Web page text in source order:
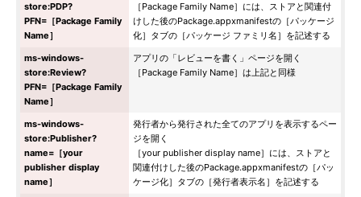
store:PDP?
PFN=［Package Family
Name］
［Package Family Name］には、ストアと関連付
けした後のPackage.appxmanifestの［パッケージ
化］タブの［パッケージ ファミリ名］を記述する
ms-windows-
store:Review?
PFN=［Package Family
Name］
アプリの「レビューを書く」ページを開く
［Package Family Name］は上記と同様
ms-windows-
store:Publisher?
name=［your
publisher display
name］
発行者から発行された全てのアプリを表示するペー
ジを開く
［your publisher display name］には、ストアと
関連付けした後のPackage.appxmanifestの［パッ
ケージ化］タブの［発行者表示名］を記述する